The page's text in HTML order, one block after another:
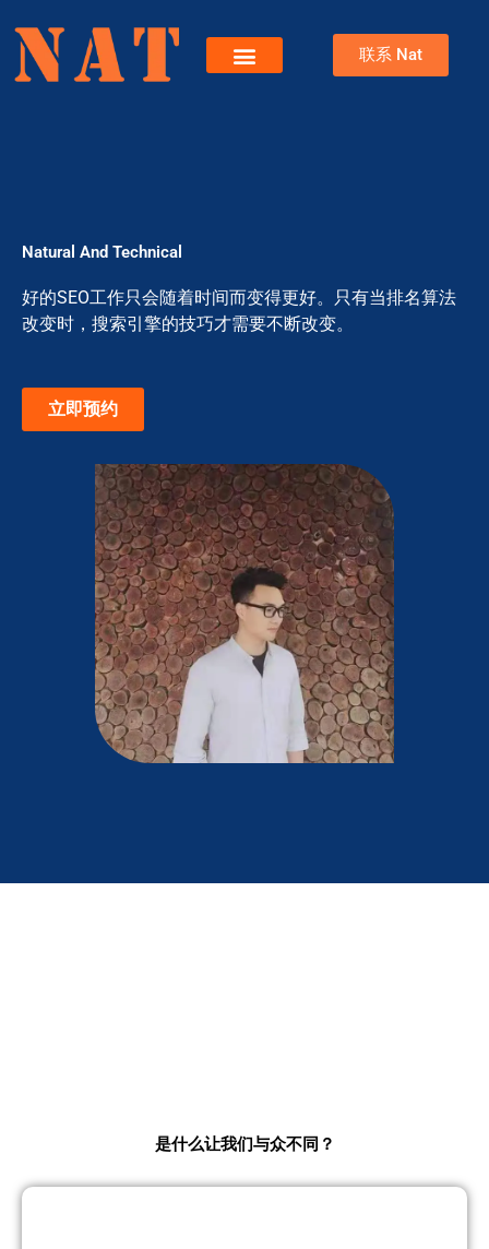
联系 Nat
Natural And Technical
好的SEO工作只会随着时间而变得更好。只有当排名算法
改变时，搜索引擎的技巧才需要不断改变。
立即预约
是什么让我们与众不同？